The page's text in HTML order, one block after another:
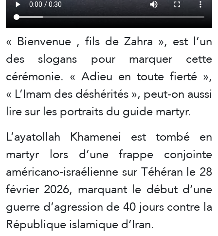
« Bienvenue , fils de Zahra », est l’un
des slogans pour marquer cette
cérémonie. « Adieu en toute fierté »,
« L’Imam des déshérités », peut-on aussi
lire sur les portraits du guide martyr.
L’ayatollah Khamenei est tombé en
martyr lors d’une frappe conjointe
américano-israélienne sur Téhéran le 28
février 2026, marquant le début d’une
guerre d’agression de 40 jours contre la
République islamique d’Iran.